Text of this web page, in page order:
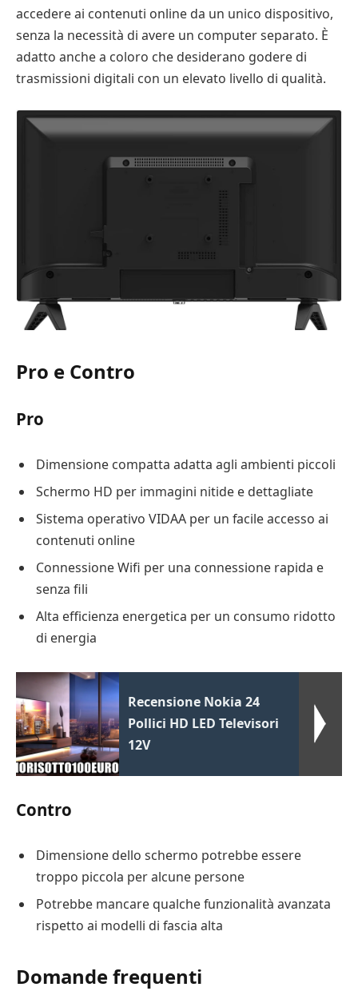
accedere ai contenuti online da un unico dispositivo,
senza la necessità di avere un computer separato. È
adatto anche a coloro che desiderano godere di
trasmissioni digitali con un elevato livello di qualità.
Pro e Contro
Pro
Dimensione compatta adatta agli ambienti piccoli
Schermo HD per immagini nitide e dettagliate
Sistema operativo VIDAA per un facile accesso ai
contenuti online
Connessione Wifi per una connessione rapida e
senza fili
Alta efficienza energetica per un consumo ridotto
di energia
Recensione Nokia 24
Pollici HD LED Televisori
12V
Contro
Dimensione dello schermo potrebbe essere
troppo piccola per alcune persone
Potrebbe mancare qualche funzionalità avanzata
rispetto ai modelli di fascia alta
Domande frequenti